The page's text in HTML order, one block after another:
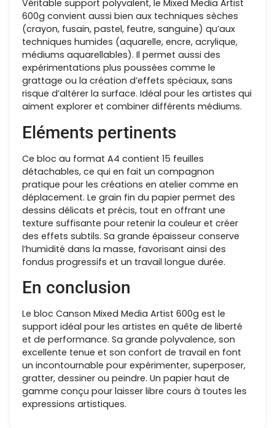
Véritable support polyvalent, le Mixed Media Artist
600g convient aussi bien aux techniques sèches
(crayon, fusain, pastel, feutre, sanguine) qu’aux
techniques humides (aquarelle, encre, acrylique,
médiums aquarellables). Il permet aussi des
expérimentations plus poussées comme le
grattage ou la création d’effets spéciaux, sans
risque d’altérer la surface. Idéal pour les artistes qui
aiment explorer et combiner différents médiums.
Eléments pertinents
Ce bloc au format A4 contient 15 feuilles
détachables, ce qui en fait un compagnon
pratique pour les créations en atelier comme en
déplacement. Le grain fin du papier permet des
dessins délicats et précis, tout en offrant une
texture suffisante pour retenir la couleur et créer
des effets subtils. Sa grande épaisseur conserve
l’humidité dans la masse, favorisant ainsi des
fondus progressifs et un travail longue durée.
En conclusion
Le bloc Canson Mixed Media Artist 600g est le
support idéal pour les artistes en quête de liberté
et de performance. Sa grande polyvalence, son
excellente tenue et son confort de travail en font
un incontournable pour expérimenter, superposer,
gratter, dessiner ou peindre. Un papier haut de
gamme conçu pour laisser libre cours à toutes les
expressions artistiques.